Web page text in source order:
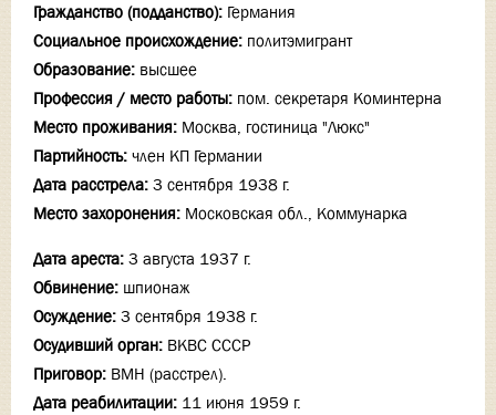
Гражданство (подданство): Германия
Социальное происхождение: политэмигрант
Образование: высшее
Профессия / место работы: пом. секретаря Коминтерна
Место проживания: Москва, гостиница "Люкс"
Партийность: член КП Германии
Дата расстрела: 3 сентября 1938 г.
Место захоронения: Московская обл., Коммунарка
Дата ареста: 3 августа 1937 г.
Обвинение: шпионаж
Осуждение: 3 сентября 1938 г.
Осудивший орган: ВКВС СССР
Приговор: ВМН (расстрел).
Дата реабилитации: 11 июня 1959 г.